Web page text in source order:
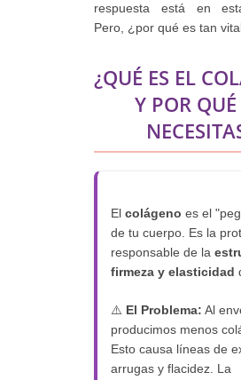
respuesta está en
Pero, ¿por qué es tan
¿QUÉ ES EL
Y POR
El colágeno es el
de tu cuerpo. Es la
responsable de la
firmeza y elasticidad
⚠️ El Problema: Al
producimos menos
Esto causa líneas de
arrugas y flacidez. La